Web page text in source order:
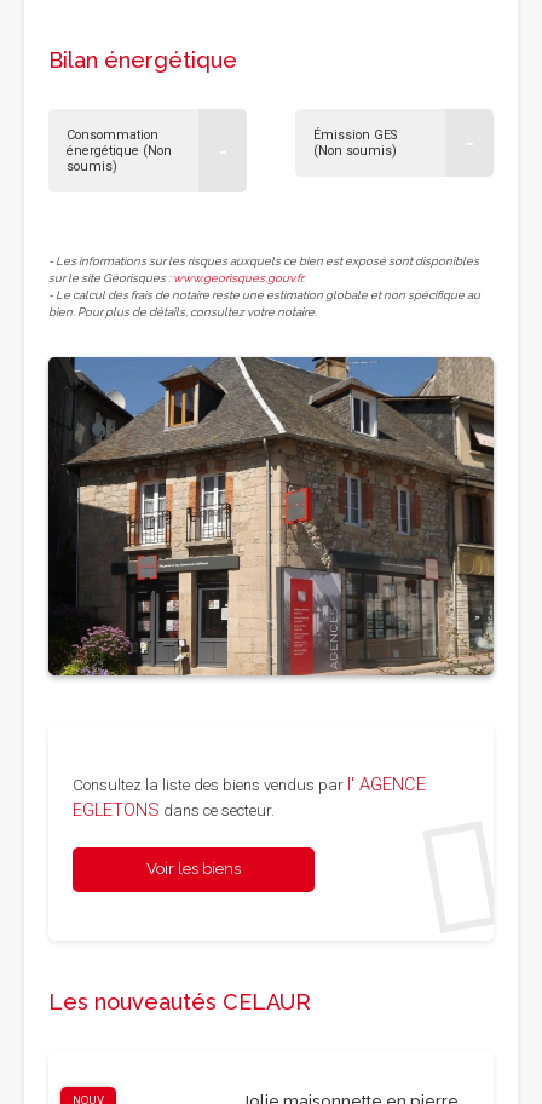
Bilan énergétique
Consommation
énergétique (Non
soumis)
-
Émission GES
(Non soumis)
-
- Les informations sur les risques auxquels ce bien est exposé sont disponibles
sur le site Géorisques :www.georisques.gouv.fr.
- Le calcul des frais de notaire reste une estimation globale et non spécifique au
bien. Pour plus de détails, consultez votre notaire.
Consultez la liste des biens vendus par l' AGENCE
EGLETONS dans ce secteur.
Voir les biens
Les nouveautés CELAUR
NOUV